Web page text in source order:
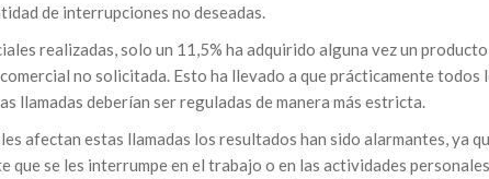
de interrupciones no deseadas.
realizadas, solo un 11,5% ha adquirido alguna vez un
no solicitada. Esto ha llevado a que prácticamente todos
llamadas deberían ser reguladas de manera más estricta.
afectan estas llamadas los resultados han sido alarmantes, ya
que se les interrumpe en el trabajo o en las actividades personales,